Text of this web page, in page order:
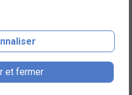
site
légales
cookies
et fermer